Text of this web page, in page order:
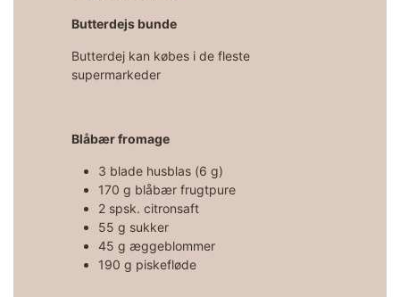
Butterdejs bunde
Butterdej kan købes i de fleste
supermarkeder
Blåbær fromage
3 blade husblas (6 g)
170 g blåbær frugtpure
2 spsk. citronsaft
55 g sukker
45 g æggeblommer
190 g piskefløde